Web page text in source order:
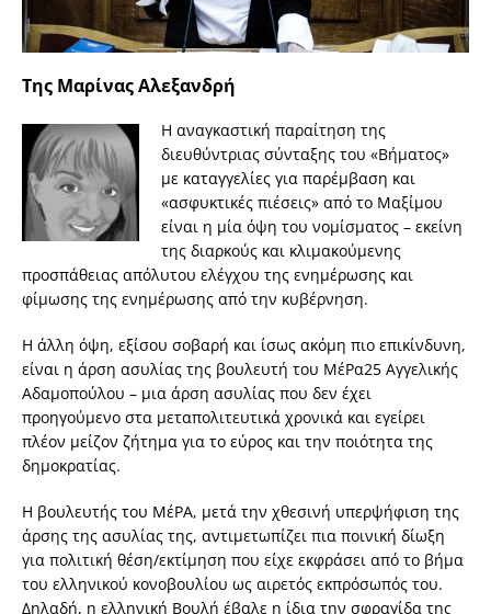
Της Μαρίνας Αλεξανδρή
Η αναγκαστική παραίτηση της
διευθύντριας σύνταξης του «Βήματος»
με καταγγελίες για παρέμβαση και
«ασφυκτικές πιέσεις» από το Μαξίμου
είναι η μία όψη του νομίσματος – εκείνη
της διαρκούς και κλιμακούμενης
προσπάθειας απόλυτου ελέγχου της ενημέρωσης και
φίμωσης της ενημέρωσης από την κυβέρνηση.
Η άλλη όψη, εξίσου σοβαρή και ίσως ακόμη πιο επικίνδυνη,
είναι η άρση ασυλίας της βουλευτή του ΜέΡα25 Αγγελικής
Αδαμοπούλου – μια άρση ασυλίας που δεν έχει
προηγούμενο στα μεταπολιτευτικά χρονικά και εγείρει
πλέον μείζον ζήτημα για το εύρος και την ποιότητα της
δημοκρατίας.
Η βουλευτής του ΜέΡΑ, μετά την χθεσινή υπερψήφιση της
άρσης της ασυλίας της, αντιμετωπίζει πια ποινική δίωξη
για πολιτική θέση/εκτίμηση που είχε εκφράσει από το βήμα
του ελληνικού κονοβουλίου ως αιρετός εκπρόσωπός του.
Δηλαδή, η ελληνική Βουλή έβαλε η ίδια την σφραγίδα της